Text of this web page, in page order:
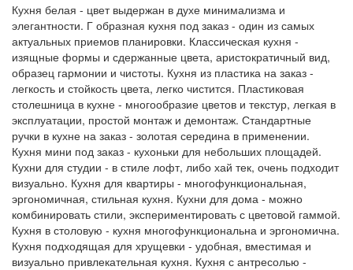
Кухня белая - цвет выдержан в духе минимализма и
элегантности. Г образная кухня под заказ - один из самых
актуальных приемов планировки. Классическая кухня -
изящные формы и сдержанные цвета, аристократичный вид,
образец гармонии и чистоты. Кухня из пластика на заказ -
легкость и стойкость цвета, легко чистится. Пластиковая
столешница в кухне - многообразие цветов и текстур, легкая в
эксплуатации, простой монтаж и демонтаж. Стандартные
ручки в кухне на заказ - золотая середина в применении.
Кухня мини под заказ - кухоньки для небольших площадей.
Кухни для студии - в стиле лофт, либо хай тек, очень подходит
визуально. Кухня для квартиры - многофункциональная,
эргономичная, стильная кухня. Кухни для дома - можно
комбинировать стили, экспериментировать с цветовой гаммой.
Кухня в столовую - кухня многофункциональна и эргономична.
Кухня подходящая для хрущевки - удобная, вместимая и
визуально привлекательная кухня. Кухня с антресолью -